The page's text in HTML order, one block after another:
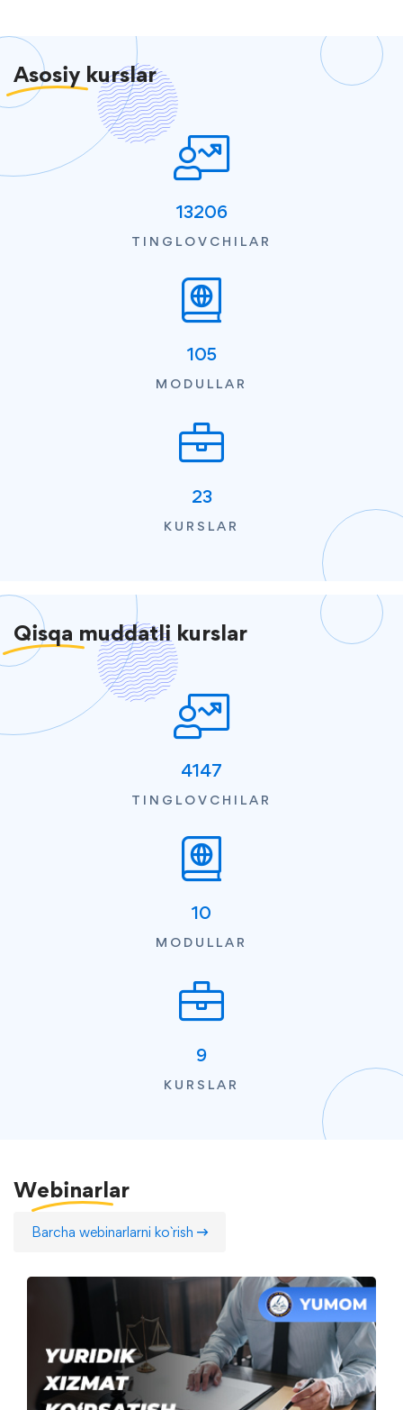
Asosiy kurslar
13206
TINGLOVCHILAR
105
MODULLAR
23
KURSLAR
Qisqa muddatli kurslar
4147
TINGLOVCHILAR
10
MODULLAR
9
KURSLAR
Webinarlar
Barcha webinarlarni ko`rish